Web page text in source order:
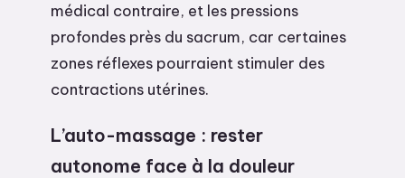
médical contraire, et les pressions
profondes près du sacrum, car certaines
zones réflexes pourraient stimuler des
contractions utérines.
L’auto-massage : rester
autonome face à la douleur